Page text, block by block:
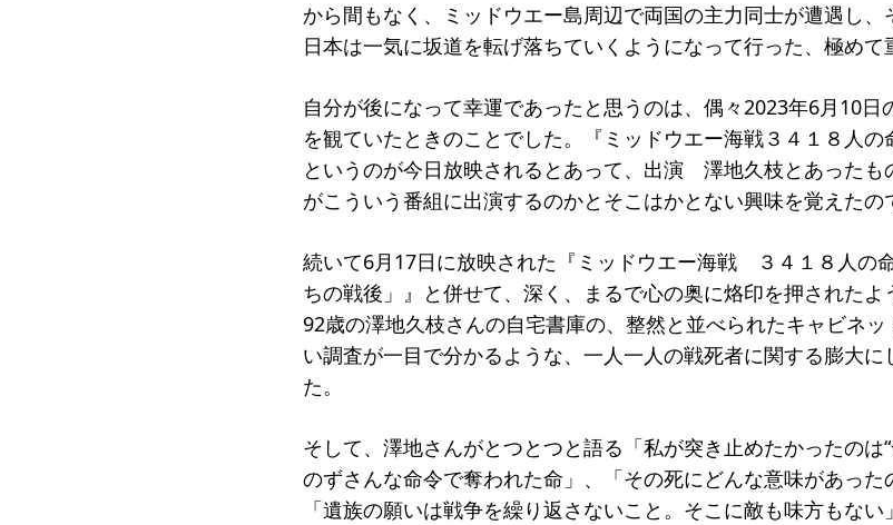
から間もなく、ミッドウエー島周辺で両国の主力同士が遭遇し
日本は一気に坂道を転げ落ちていくようになって行った、極めて
自分が後になって幸運であったと思うのは、偶々2023年6月10
を観ていたときのことでした。『ミッドウエー海戦３４１８人
というのが今日放映されるとあって、出演 澤地久枝とあったも
がこういう番組に出演するのかとそこはかとない興味を覚えたの
続いて6月17日に放映された『ミッドウエー海戦 ３４１８人の
ちの戦後」』と併せて、深く、まるで心の奥に烙印を押された
92歳の澤地久枝さんの自宅書庫の、整然と並べられたキャビネ
い調査が一目で分かるような、一人一人の戦死者に関する膨大
た。
そして、澤地さんがとつとつと語る「私が突き止めたかったのは
のずさんな命令で奪われた命」、「その死にどんな意味があった
「遺族の願いは戦争を繰り返さないこと。そこに敵も味方もな